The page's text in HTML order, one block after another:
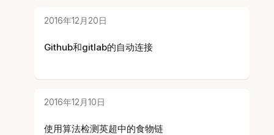
2016年12月20日
Github和gitlab的自动连接
2016年12月10日
使用算法检测英超中的食物链